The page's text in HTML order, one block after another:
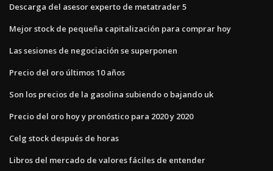
Descarga del asesor experto de metatrader 5
Mejor stock de pequeña capitalización para comprar hoy
Las sesiones de negociación se superponen
Precio del oro últimos 10 años
Son los precios de la gasolina subiendo o bajando uk
Precio del oro hoy y pronóstico para 2020 y 2020
Celg stock después de horas
Libros del mercado de valores fáciles de entender